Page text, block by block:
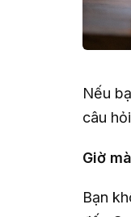
Nếu
câu
Giờ
Bạn